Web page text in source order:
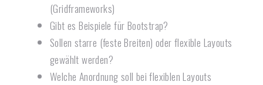
(Gridframeworks)
Gibt es Beispiele für Bootstrap?
Sollen starre (feste Breiten) oder flexible Layouts
gewählt werden?
Welche Anordnung soll bei flexiblen Layouts